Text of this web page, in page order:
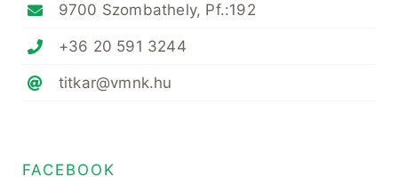
9700 Szombathely, Pf.:192
+36 20 591 3244
titkar@vmnk.hu
FACEBOOK